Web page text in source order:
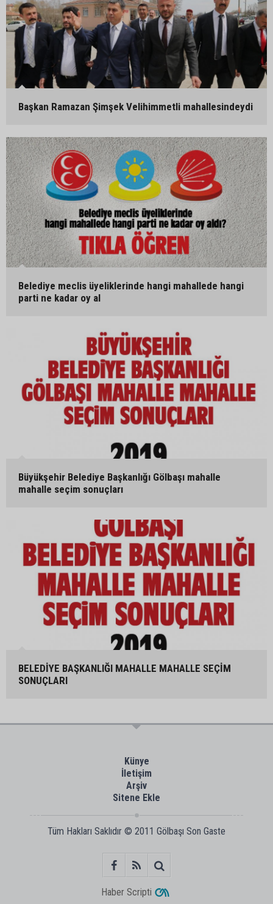
Başkan Ramazan Şimşek Velihimmetli mahallesindeydi
Belediye meclis üyeliklerinde hangi mahallede hangi
parti ne kadar oy al
Büyükşehir Belediye Başkanlığı Gölbaşı mahalle
mahalle seçim sonuçları
BELEDİYE BAŞKANLIĞI MAHALLE MAHALLE SEÇİM
SONUÇLARI
Künye
İletişim
Arşiv
Sitene Ekle
Tüm Hakları Saklıdır © 2011 Gölbaşı Son Gaste
Haber Scripti